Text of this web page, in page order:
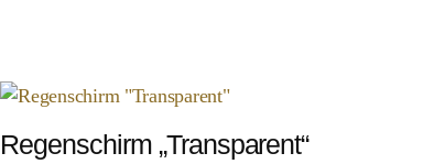
Regenschirm „Transparent“